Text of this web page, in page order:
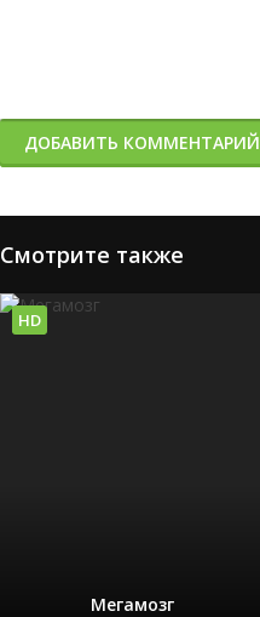
ДОБАВИТЬ КОММЕНТАРИЙ
Смотрите также
Мегамозг
HD